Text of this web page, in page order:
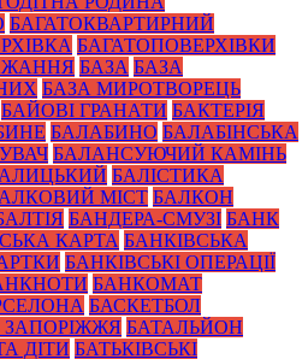
БАГАТОКВАРТИРНИЙ
БАГАТОПОВЕРХІВКИ
БАЗА БАЗА
БАЗА МИРОТВОРЕЦЬ
БАЙОВІ ГРАНАТИ БАКТЕРІЯ
БАЛАБИНО БАЛАБІНСЬКА
БАЛАНСУЮЧИЙ КАМІНЬ
БАЛІСТИКА
МІСТ БАЛКОН
БАНДЕРА-СМУЗІ БАНК
КАРТА БАНКІВСЬКА
БАНКІВСЬКІ ОПЕРАЦІЇ
БАНКОМАТ
БАСКЕТБОЛ
ЗАПОРІЖЖЯ БАТАЛЬЙОН
ДІТИ БАТЬКІВСЬКІ